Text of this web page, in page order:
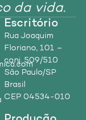
da vida.
Escritório
Rua Joaquim
Floriano, 101 –
conj. 509/510
São Paulo/SP
Brasil
CEP 04534-010